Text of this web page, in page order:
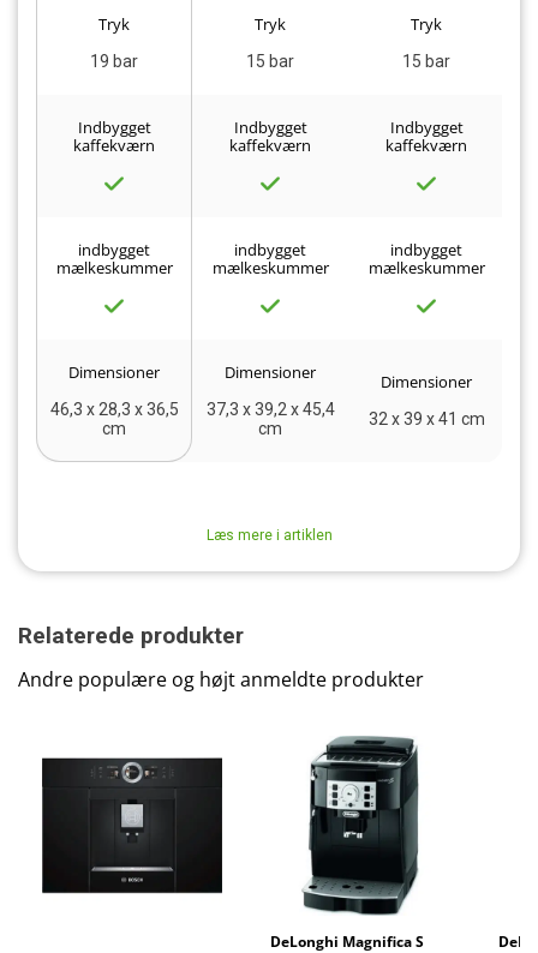
Tryk
19 bar
Tryk
15 bar
Tryk
15 bar
Indbygget
kaffekværn
Indbygget
kaffekværn
Indbygget
kaffekværn
indbygget
mælkeskummer
indbygget
mælkeskummer
indbygget
mælkeskummer
Dimensioner
46,3 x 28,3 x 36,5
cm
Dimensioner
37,3 x 39,2 x 45,4
cm
Dimensioner
32 x 39 x 41 cm
Læs mere i artiklen
Relaterede produkter
Andre populære og højt anmeldte produkter
DeLonghi Magnifica S